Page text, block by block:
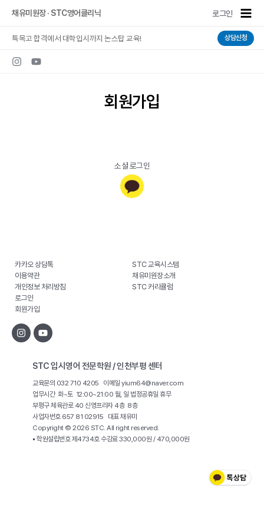
건너뛰기채유미원장 · STC영어클리닉 로그인
Main
특목고 합격에서 대학입시까지 논스탑 교육! 상담신청
회원가입
소셜 로그인
카카오 상담톡
이용약관
개인정보 처리방침
로그인
회원가입
STC 교육시스템
채유미원장소개
STC 커리큘럼
STC 입시영어 전문학원 / 인천부평 센터
교육문의 032 710 4205 이메일 yium64@naver.com
업무시간 화~토 12:00~21:00 월, 일 법정공휴일 휴무
부평구 체육관로 40 신영프라자 4층 8층
사업자번호 657 81 02915 대표 채유미
Copyright © 2026 STC. All right reserved.
▪ 학원설립번호 제4734호 수강료 330,000원 / 470,000원